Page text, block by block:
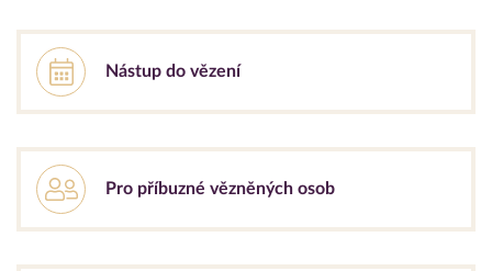
Nástup do vězení
Pro příbuzné vězněných osob